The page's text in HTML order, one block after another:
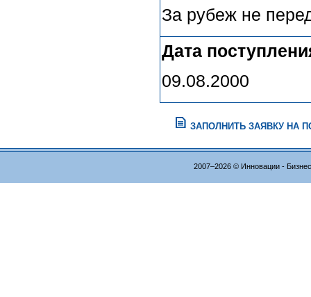
За рубеж не
Дата
09.08.2000
ЗАПОЛНИТЬ ЗАЯВКУ НА
2007–2026 © Инновации -